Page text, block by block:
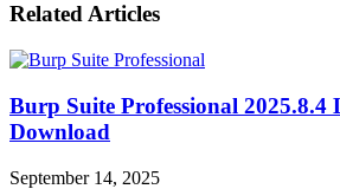
Related Articles
Burp Suite Professional 2025.8.4
Download
September 14, 2025